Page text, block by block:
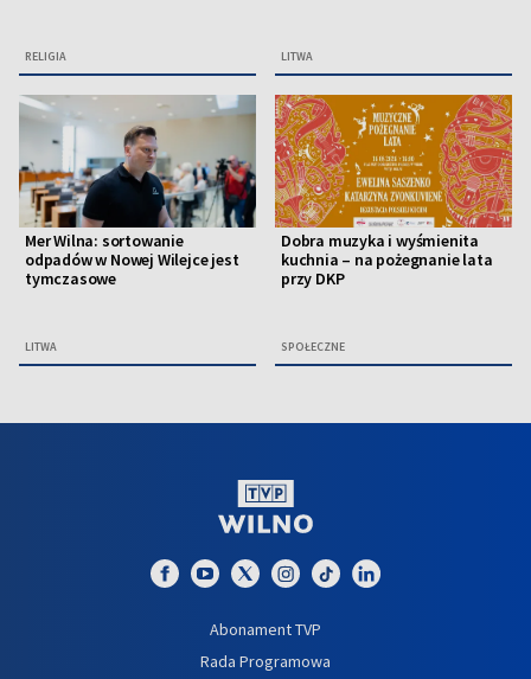
RELIGIA LITWA
Mer Wilna: sortowanie
odpadów w Nowej Wilejce jest
tymczasowe
LITWA
Dobra muzyka i wyśmienita
kuchnia – na pożegnanie lata
przy DKP
SPOŁECZNE
Abonament TVP
Rada Programowa